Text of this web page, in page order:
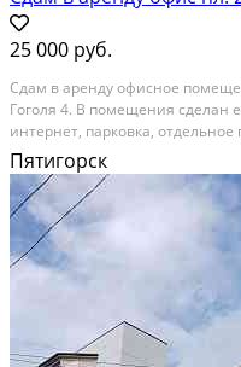
25 000 руб.
Сдам в аренду офисное
Гоголя 4. В помещения сделан
интернет, парковка,
фасаде здания имеется
близость ко всем видам
В аренду; Площадь: 25 м²; Класс
комиссии: 100%; Залог: Без
Пятигорск